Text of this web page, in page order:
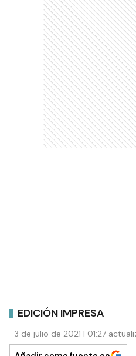
EDICIÓN IMPRESA
3 de julio de 2021 | 01:27